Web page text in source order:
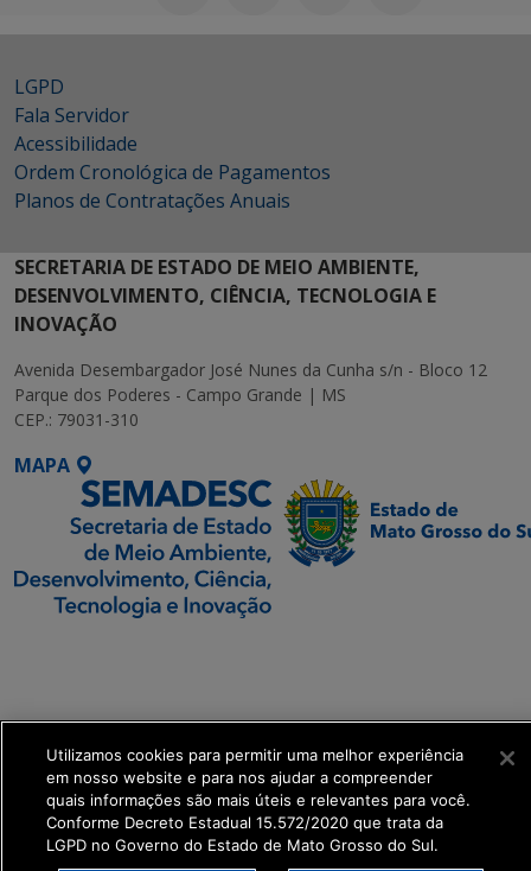
LGPD
Fala Servidor
Acessibilidade
Ordem Cronológica de Pagamentos
Planos de Contratações Anuais
SECRETARIA DE ESTADO DE MEIO AMBIENTE,
DESENVOLVIMENTO, CIÊNCIA, TECNOLOGIA E
INOVAÇÃO
Avenida Desembargador José Nunes da Cunha s/n - Bloco 12
Parque dos Poderes - Campo Grande | MS
CEP.: 79031-310
MAPA
get_footer();
Utilizamos cookies para permitir uma melhor experiência
em nosso website e para nos ajudar a compreender
quais informações são mais úteis e relevantes para você.
Conforme Decreto Estadual 15.572/2020 que trata da
LGPD no Governo do Estado de Mato Grosso do Sul.